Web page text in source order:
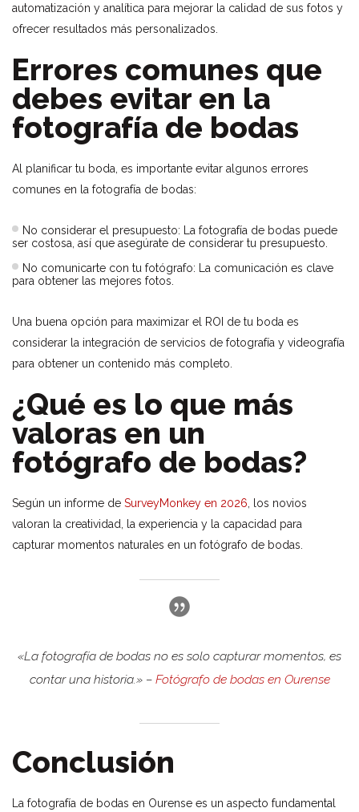
automatización y analítica para mejorar la calidad de sus fotos y
ofrecer resultados más personalizados.
Errores comunes que
debes evitar en la
fotografía de bodas
Al planificar tu boda, es importante evitar algunos errores
comunes en la fotografía de bodas:
No considerar el presupuesto: La fotografía de bodas puede
ser costosa, así que asegúrate de considerar tu presupuesto.
No comunicarte con tu fotógrafo: La comunicación es clave
para obtener las mejores fotos.
Una buena opción para maximizar el ROI de tu boda es
considerar la integración de servicios de fotografía y videografía
para obtener un contenido más completo.
¿Qué es lo que más
valoras en un
fotógrafo de bodas?
Según un informe de SurveyMonkey en 2026, los novios
valoran la creatividad, la experiencia y la capacidad para
capturar momentos naturales en un fotógrafo de bodas.
«La fotografía de bodas no es solo capturar momentos, es
contar una historia.» – Fotógrafo de bodas en Ourense
Conclusión
La fotografía de bodas en Ourense es un aspecto fundamental